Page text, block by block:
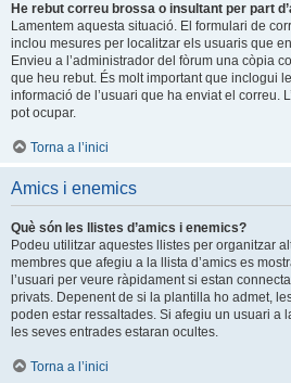
He rebut correu brossa o insultant per part
Lamentem aquesta situació. El formulari de
inclou mesures per localitzar els usuaris que
Envieu a l’administrador del fòrum una còpia
que heu rebut. És molt important que inclogui
informació de l’usuari que ha enviat el correu.
pot ocupar.
Torna a l’inici
Amics i enemics
Què són les llistes d’amics i enemics?
Podeu utilitzar aquestes llistes per organitzar
membres que afegiu a la llista d’amics es
l’usuari per veure ràpidament si estan
privats. Depenent de si la plantilla ho admet,
poden estar ressaltades. Si afegiu un usuari a
les seves entrades estaran ocultes.
Torna a l’inici